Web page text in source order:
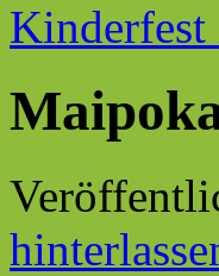
Kinderfest